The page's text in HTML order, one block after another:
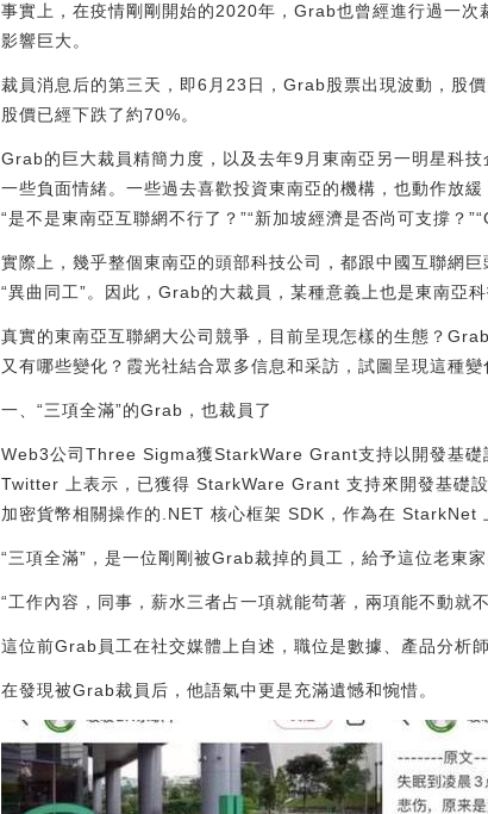
事實上，在疫情剛剛開始的2020年，Grab也曾經進行過一
影響巨大。
裁員消息后的第三天，即6月23日，Grab股票出現波動，股
股價已經下跌了約70%。
Grab的巨大裁員精簡力度，以及去年9月東南亞另一明星科
一些負面情緒。一些過去喜歡投資東南亞的機構，也動作放
“是不是東南亞互聯網不行了？”“新加坡經濟是否尚可支撐？
實際上，幾乎整個東南亞的頭部科技公司，都跟中國互聯網
“異曲同工”。因此，Grab的大裁員，某種意義上也是東南亞
真實的東南亞互聯網大公司競爭，目前呈現怎樣的生態？
又有哪些變化？霞光社結合眾多信息和采訪，試圖呈現這種變
一、“三項全滿”的Grab，也裁員了
Web3公司Three Sigma獲StarkWare Grant支持以開發基
Twitter 上表示，已獲得 StarkWare Grant 支持來開發基礎
加密貨幣相關操作的.NET 核心框架 SDK，作為在
“三項全滿”，是一位剛剛被Grab裁掉的員工，給予這位老東家
“工作內容，同事，薪水三者占一項就能茍著，兩項能不動就
這位前Grab員工在社交媒體上自述，職位是數據、產品分析
在發現被Grab裁員后，他語氣中更是充滿遺憾和惋惜。